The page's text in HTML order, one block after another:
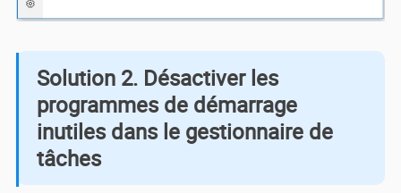
Solution 2. Désactiver les
programmes de démarrage
inutiles dans le gestionnaire de
tâches